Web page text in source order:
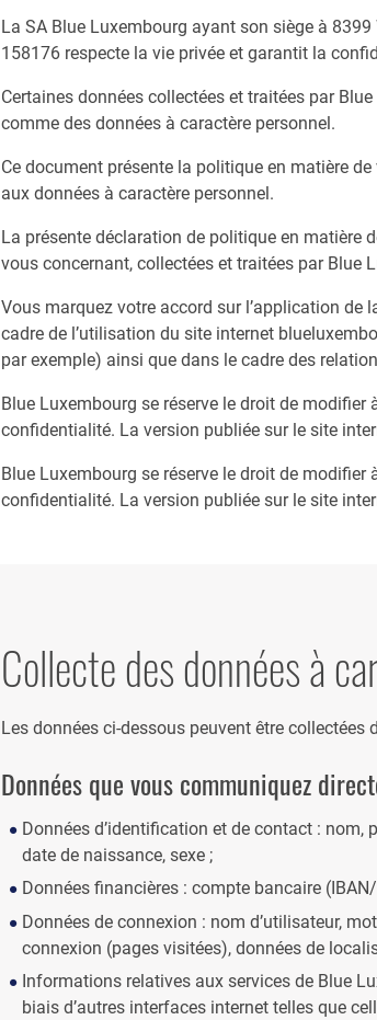
La SA Blue Luxembourg ayant son siège à
158176 respecte la vie privée et garantit la
Certaines données collectées et traitées par
comme des données à caractère personnel.
Ce document présente la politique en matière
aux données à caractère personnel.
La présente déclaration de politique en matière
vous concernant, collectées et traitées par Blue
Vous marquez votre accord sur l’application de
cadre de l’utilisation du site internet
par exemple) ainsi que dans le cadre des
Blue Luxembourg se réserve le droit de
confidentialité. La version publiée sur le site
Blue Luxembourg se réserve le droit de
confidentialité. La version publiée sur le site
Collecte des données à
Les données ci-dessous peuvent être
Données que vous communiquez
Données d’identification et de contact : nom,
date de naissance, sexe ;
Données financières : compte bancaire
Données de connexion : nom d’utilisateur,
connexion (pages visitées), données de
Informations relatives aux services de Blue
biais d’autres interfaces internet telles que